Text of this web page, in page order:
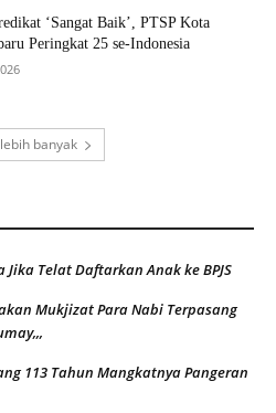
‘Sangat Baik’, PTSP Kota
Peringkat 25 se-Indonesia
banyak
Jika Telat Daftarkan Anak ke BPJS
Mukjizat Para Nabi Terpasang
113 Tahun Mangkatnya Pangeran